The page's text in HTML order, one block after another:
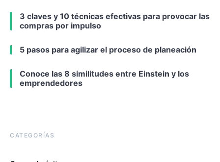
3 claves y 10 técnicas efectivas para provocar las
compras por impulso
5 pasos para agilizar el proceso de planeación
Conoce las 8 similitudes entre Einstein y los
emprendedores
CATEGORÍAS